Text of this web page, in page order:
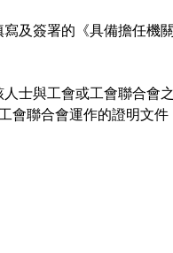
寫及簽署的《具備擔任機
人士與工會或工會聯合會
會聯合會運作的證明文件